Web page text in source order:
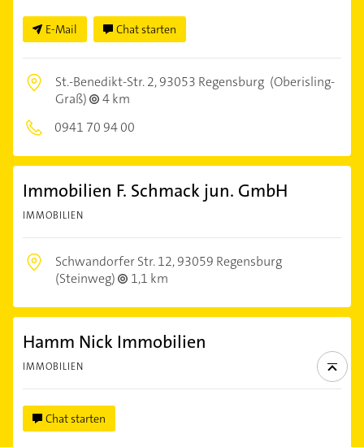
E-Mail Chat starten
St.-Benedikt-Str. 2,93053 Regensburg (Oberisling-
Graß)
4 km
0941 70 94 00
Immobilien F. Schmack jun. GmbH
IMMOBILIEN
Schwandorfer Str. 12,93059 Regensburg
(Steinweg)
1,1 km
Hamm Nick Immobilien
IMMOBILIEN
Chat starten